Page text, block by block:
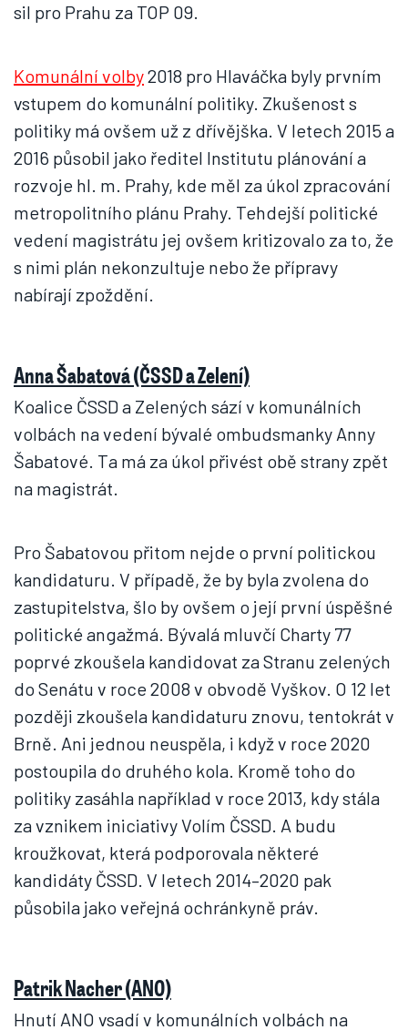
sil pro Prahu za TOP 09.
Komunální volby2018 pro Hlaváčka byly prvním
vstupem do komunální politiky. Zkušenost s
politiky má ovšem už z dřívějška. V letech 2015 a
2016 působil jako ředitel Institutu plánování a
rozvoje hl. m. Prahy, kde měl za úkol zpracování
metropolitního plánu Prahy. Tehdejší politické
vedení magistrátu jej ovšem kritizovalo za to, že
s nimi plán nekonzultuje nebo že přípravy
nabírají zpoždění.
Anna Šabatová (ČSSD a Zelení)
Koalice ČSSD a Zelených sází v komunálních
volbách na vedení bývalé ombudsmanky Anny
Šabatové. Ta má za úkol přivést obě strany zpět
na magistrát.
Pro Šabatovou přitom nejde o první politickou
kandidaturu. V případě, že by byla zvolena do
zastupitelstva, šlo by ovšem o její první úspěšné
politické angažmá. Bývalá mluvčí Charty 77
poprvé zkoušela kandidovat za Stranu zelených
do Senátu v roce 2008 v obvodě Vyškov. O 12 let
později zkoušela kandidaturu znovu, tentokrát v
Brně. Ani jednou neuspěla, i když v roce 2020
postoupila do druhého kola. Kromě toho do
politiky zasáhla například v roce 2013, kdy stála
za vznikem iniciativy Volím ČSSD. A budu
kroužkovat, která podporovala některé
kandidáty ČSSD. V letech 2014–2020 pak
působila jako veřejná ochránkyně práv.
Patrik Nacher (ANO)
Hnutí ANO vsadí v komunálních volbách na